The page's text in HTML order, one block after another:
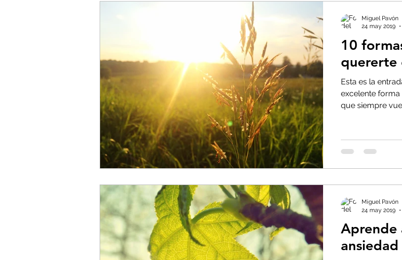
10
quererte
Esta es la
excelente
que siempre
Miguel Pavón
24 may 2019
Aprende
Miguel Pavón
24 may 2019